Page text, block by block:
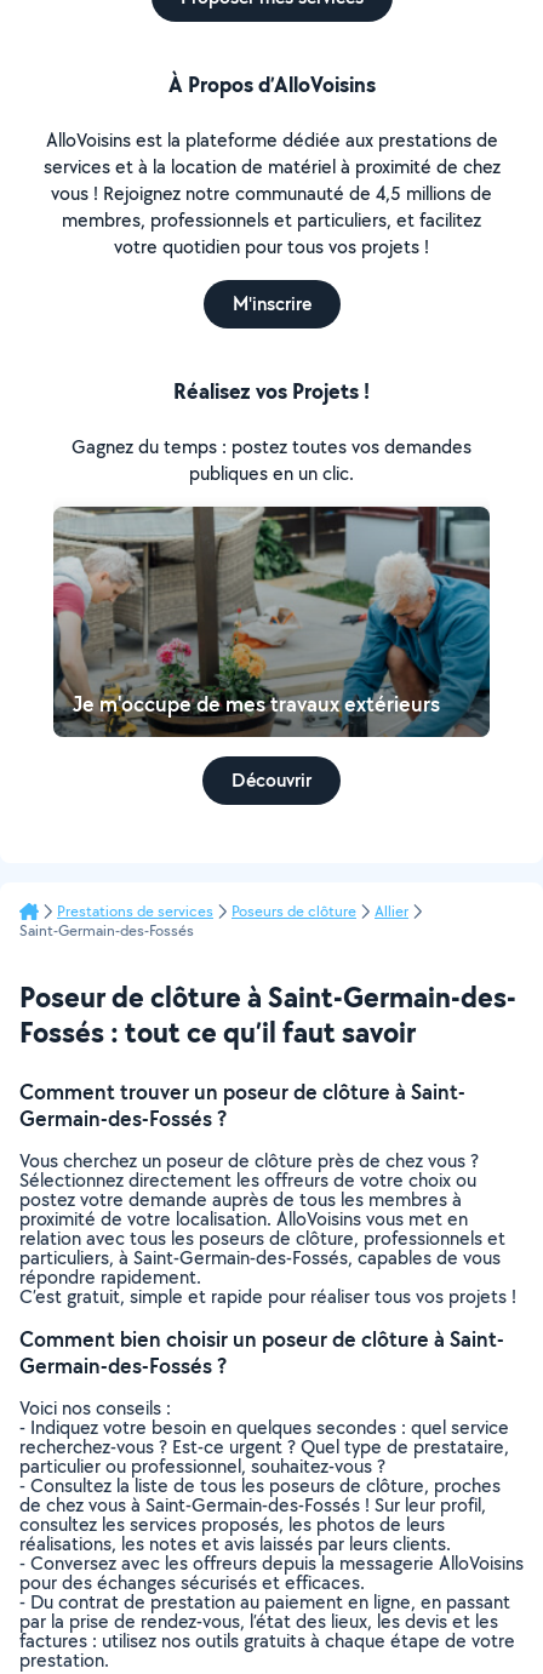
À Propos d’AlloVoisins
AlloVoisins est la plateforme dédiée aux prestations de
services et à la location de matériel à proximité de chez
vous ! Rejoignez notre communauté de 4,5 millions de
membres, professionnels et particuliers, et facilitez
votre quotidien pour tous vos projets !
M'inscrire
Réalisez vos Projets !
Gagnez du temps : postez toutes vos demandes
publiques en un clic.
Je m'occupe de mes travaux extérieurs
Découvrir
Prestations de services Poseurs de clôture
Allier
Saint-Germain-des-Fossés
Poseur de clôture à Saint-Germain-des-
Fossés : tout ce qu’il faut savoir
Comment trouver un poseur de clôture à Saint-
Germain-des-Fossés ?
Vous cherchez un poseur de clôture près de chez vous ?
Sélectionnez directement les offreurs de votre choix ou
postez votre demande auprès de tous les membres à
proximité de votre localisation. AlloVoisins vous met en
relation avec tous les poseurs de clôture, professionnels et
particuliers, à Saint-Germain-des-Fossés, capables de vous
répondre rapidement.
C’est gratuit, simple et rapide pour réaliser tous vos projets !
Comment bien choisir un poseur de clôture à Saint-
Germain-des-Fossés ?
Voici nos conseils :
- Indiquez votre besoin en quelques secondes : quel service
recherchez-vous ? Est-ce urgent ? Quel type de prestataire,
particulier ou professionnel, souhaitez-vous ?
- Consultez la liste de tous les poseurs de clôture, proches
de chez vous à Saint-Germain-des-Fossés ! Sur leur profil,
consultez les services proposés, les photos de leurs
réalisations, les notes et avis laissés par leurs clients.
- Conversez avec les offreurs depuis la messagerie AlloVoisins
pour des échanges sécurisés et efficaces.
- Du contrat de prestation au paiement en ligne, en passant
par la prise de rendez-vous, l’état des lieux, les devis et les
factures : utilisez nos outils gratuits à chaque étape de votre
prestation.